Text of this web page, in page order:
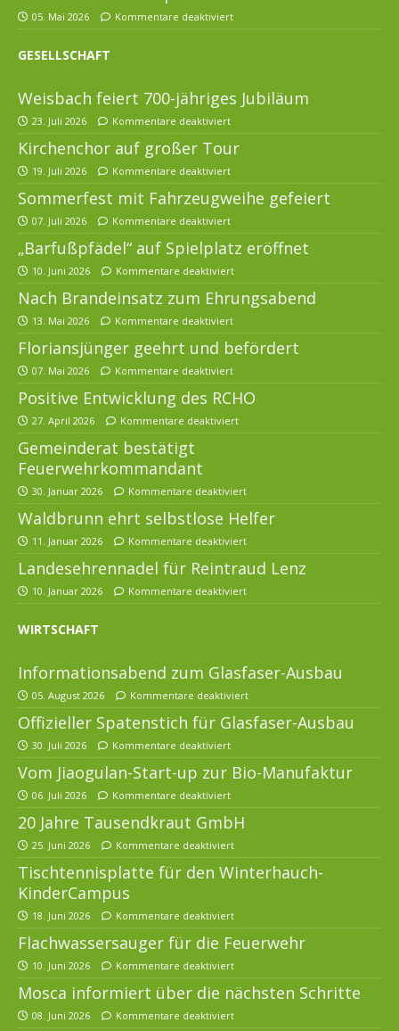
05. Mai 2026 Kommentare deaktiviert
GESELLSCHAFT
Weisbach feiert 700-jähriges Jubiläum
23. Juli 2026 Kommentare deaktiviert
Kirchenchor auf großer Tour
19. Juli 2026 Kommentare deaktiviert
Sommerfest mit Fahrzeugweihe gefeiert
07. Juli 2026 Kommentare deaktiviert
„Barfußpfädel“ auf Spielplatz eröffnet
10. Juni 2026 Kommentare deaktiviert
Nach Brandeinsatz zum Ehrungsabend
13. Mai 2026 Kommentare deaktiviert
Floriansjünger geehrt und befördert
07. Mai 2026 Kommentare deaktiviert
Positive Entwicklung des RCHO
27. April 2026 Kommentare deaktiviert
Gemeinderat bestätigt
Feuerwehrkommandant
30. Januar 2026 Kommentare deaktiviert
Waldbrunn ehrt selbstlose Helfer
11. Januar 2026 Kommentare deaktiviert
Landesehrennadel für Reintraud Lenz
10. Januar 2026 Kommentare deaktiviert
WIRTSCHAFT
Informationsabend zum Glasfaser-Ausbau
05. August 2026 Kommentare deaktiviert
Offizieller Spatenstich für Glasfaser-Ausbau
30. Juli 2026 Kommentare deaktiviert
Vom Jiaogulan-Start-up zur Bio-Manufaktur
06. Juli 2026 Kommentare deaktiviert
20 Jahre Tausendkraut GmbH
25. Juni 2026 Kommentare deaktiviert
Tischtennisplatte für den Winterhauch-
KinderCampus
18. Juni 2026 Kommentare deaktiviert
Flachwassersauger für die Feuerwehr
10. Juni 2026 Kommentare deaktiviert
Mosca informiert über die nächsten Schritte
08. Juni 2026 Kommentare deaktiviert